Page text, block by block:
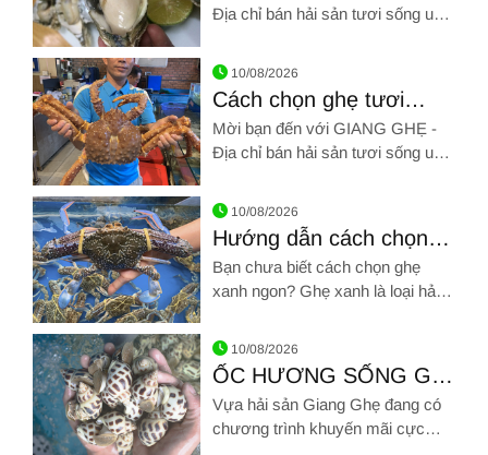
Hình ảnh về Cách rã đông hải sản đông lạnh đúng
Địa chỉ bán hải sản tươi sống uy
qua SĐT: 0961 72 71 79. Chúng
tôi chân thành cảm ơn!!!
Hình ảnh về Cách chọn ghẹ tươi ngon, thịt ngọt
10/08/2026
Cách chọn ghẹ tươi
ngon, thịt ngọt
Mời bạn đến với GIANG GHẸ -
Địa chỉ bán hải sản tươi sống uy
qua SĐT: 0961 72 71 79. Chúng
tôi chân thành cảm ơn!!!
Hình ảnh về Hướng dẫn cách chọn ghẹ xanh ngon chắc thịt
10/08/2026
Hướng dẫn cách chọn
ghẹ xanh ngon chắc thịt
chưa đến một phút
Bạn chưa biết cách chọn ghẹ
xanh ngon? Ghẹ xanh là loại hải
yêu thích hải sản ưa chuộng bởi
chúng chứa nhiều chất dinh
dưỡng
10/08/2026
ỐC HƯƠNG SỐNG GIẢ
RẺ NHẤT THỊ TRƯỜNG
Vựa hải sản Giang Ghẹ đang có
chương trình khuyến mãi cực